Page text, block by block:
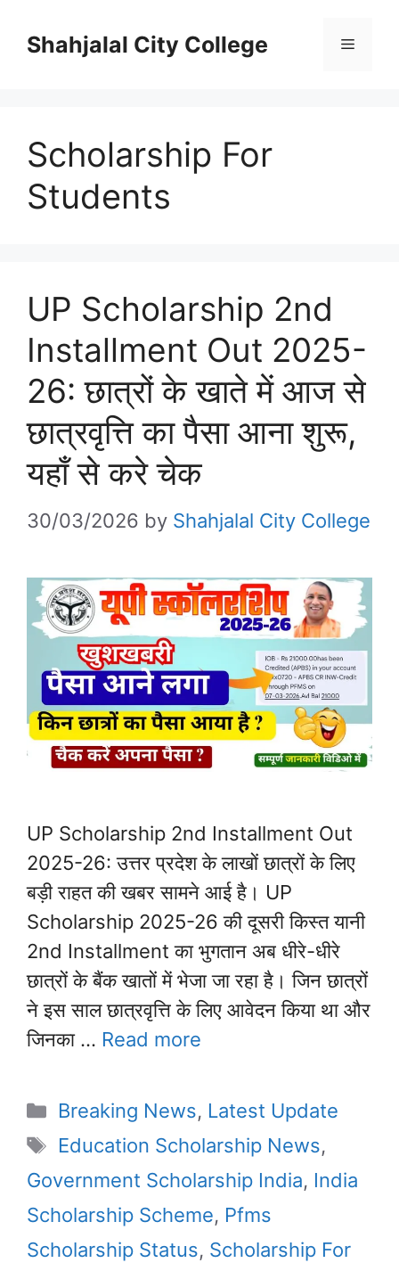
Shahjalal City College Menu
Scholarship For
Students
UP Scholarship 2nd
Installment Out 2025-
26: छात्रों के खाते में आज से
छात्रवृत्ति का पैसा आना शुरू,
यहाँ से करे चेक
30/03/2026 by Shahjalal City College
UP Scholarship 2nd Installment Out
2025-26: उत्तर प्रदेश के लाखों छात्रों के लिए
बड़ी राहत की खबर सामने आई है। UP
Scholarship 2025-26 की दूसरी किस्त यानी
2nd Installment का भुगतान अब धीरे-धीरे
छात्रों के बैंक खातों में भेजा जा रहा है। जिन छात्रों
ने इस साल छात्रवृत्ति के लिए आवेदन किया था और
जिनका … Read more
Categories
Breaking News, Latest Update
Tags
Education Scholarship News,
Government Scholarship India, India
Scholarship Scheme, Pfms
Scholarship Status, Scholarship For